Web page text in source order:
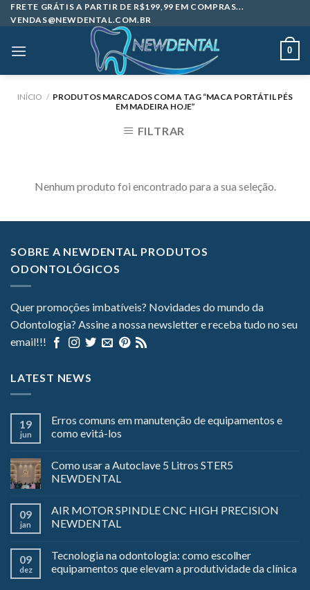
Skip
to
FRETE GRÁTIS A PARTIR DE R$199,99 EM COMPRAS...
VENDAS@NEWDENTAL.COM.BR
0
INÍCIO / PRODUTOS MARCADOS COM A TAG “MACA PORTÁTIL PÉS
EM MADEIRA HOJE”
FILTRAR
Nenhum produto foi encontrado para a sua seleção.
SOBRE A NEWDENTAL PRODUTOS
ODONTOLÓGICOS
Quer promoções imbatíveis? Novidades do mundo da
Odontologia? Assine a nossa newsletter e receba tudo no seu
email!!!
LATEST NEWS
19
jun
Erros comuns em manutenção de equipamentos e
como evitá-los
Como usar a Autoclave 5 Litros STER5
NEWDENTAL
09
jan
AIR MOTOR SPINDLE CNC HIGH PRECISION
NEWDENTAL
09
dez
Tecnologia na odontologia: como escolher
equipamentos que elevam a produtividade da clínica